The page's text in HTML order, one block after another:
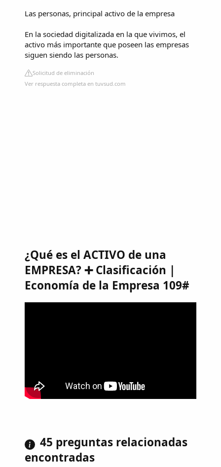
Las personas, principal activo de la empresa
En la sociedad digitalizada en la que vivimos, el
activo más importante que poseen las empresas
siguen siendo las personas.
Solicitud de eliminación
Ver respuesta completa en tuvsud.com
¿Qué es el ACTIVO de una
EMPRESA? ➕ Clasificación |
Economía de la Empresa 109#
45 preguntas relacionadas
encontradas